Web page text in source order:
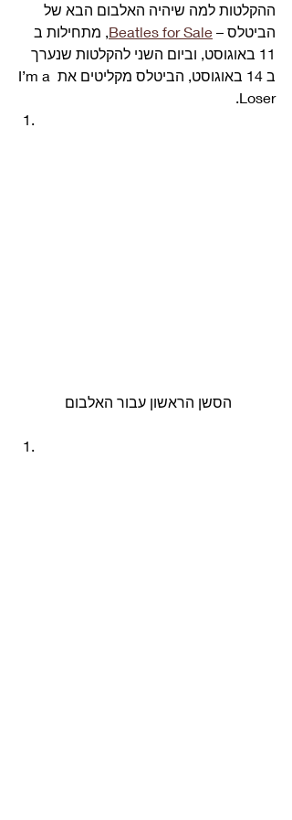
ההקלטות למה שיהיה האלבום הבא של
הביטלס – Beatles for Sale, מתחילות ב
11 באוגוסט, וביום השני להקלטות שנערך
ב 14 באוגוסט, הביטלס מקליטים את I’m a
Loser.
הסשן הראשון עבור האלבום